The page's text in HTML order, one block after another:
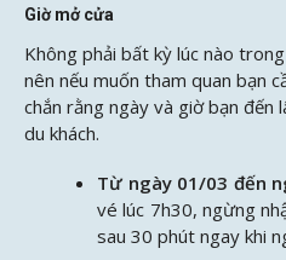
Giờ mở cửa
Không phải bất kỳ lúc nào
nên nếu muốn tham quan bạn
chắn rằng ngày và giờ bạn đến
du khách.
Từ ngày 01/03 đến
vé lúc 7h30, ngừng
sau 30 phút ngay khi